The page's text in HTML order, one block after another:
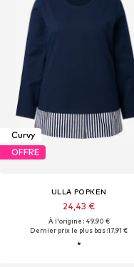
Curvy
OFFRE
ULLA POPKEN
24,43 €
À l'origine : 49,90 €
Dernier prix le plus bas :17,91 €